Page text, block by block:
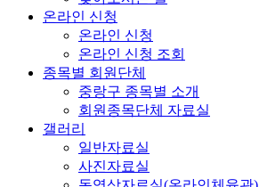
온라인 신청
온라인 신청
온라인 신청 조회
종목별 회원단체
중랑구 종목별 소개
회원종목단체 자료실
갤러리
일반자료실
사진자료실